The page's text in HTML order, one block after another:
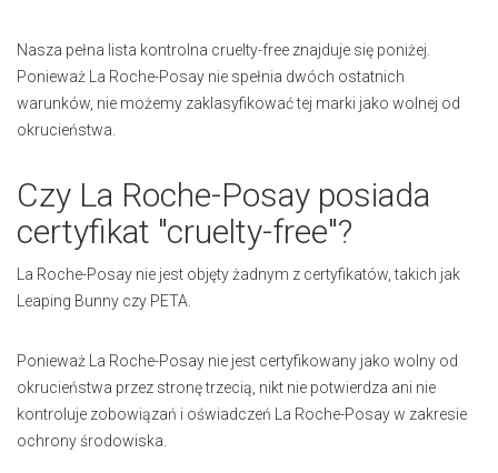
Nasza pełna lista kontrolna cruelty-free znajduje się poniżej.
Ponieważ La Roche-Posay nie spełnia dwóch ostatnich
warunków, nie możemy zaklasyfikować tej marki jako wolnej od
okrucieństwa.
Czy La Roche-Posay posiada
certyfikat "cruelty-free"?
La Roche-Posay nie jest objęty żadnym z certyfikatów, takich jak
Leaping Bunny czy PETA.
Ponieważ La Roche-Posay nie jest certyfikowany jako wolny od
okrucieństwa przez stronę trzecią, nikt nie potwierdza ani nie
kontroluje zobowiązań i oświadczeń La Roche-Posay w zakresie
ochrony środowiska.